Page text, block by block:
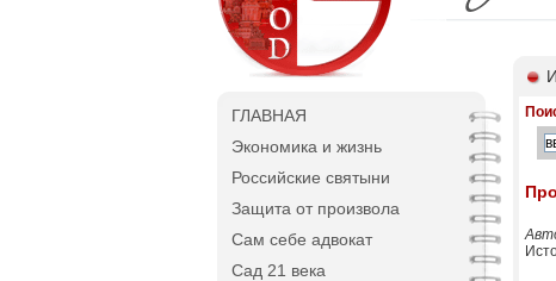
ГЛАВНАЯ
Экономика и жизнь
Российские святыни
Защита от произвола
Сам себе адвокат
Сад 21 века